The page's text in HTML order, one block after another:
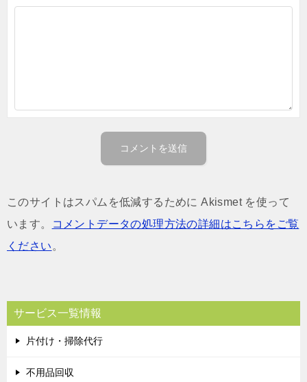
このサイトはスパムを低減するために Akismet を使って
います。
コメントデータの処理方法の詳細はこちらをご覧
ください 。
サービス一覧情報
片付け・掃除代行
不用品回収